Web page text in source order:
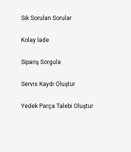
Sık Sorulan Sorular
Kolay İade
Sipariş Sorgula
Servis Kaydı Oluştur
Yedek Parça Talebi Oluştur